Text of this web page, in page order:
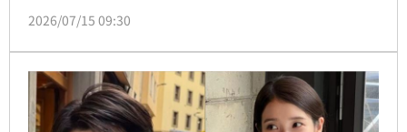
效應持續擴大，韓網社群近日再度掀起討論熱潮，有網
外散步時的親近舉動，以及大方贈送高價鑽石項鍊的舊
影片，瞬間成為輿論熱議的焦點。
2026/07/15 09:30